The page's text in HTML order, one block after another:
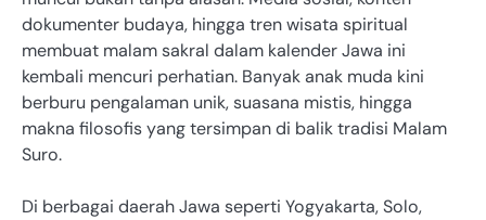
dokumenter budaya, hingga tren wisata spiritual
membuat malam sakral dalam kalender Jawa ini
kembali mencuri perhatian. Banyak anak muda kini
berburu pengalaman unik, suasana mistis, hingga
makna filosofis yang tersimpan di balik tradisi Malam
Suro.
Di berbagai daerah Jawa seperti Yogyakarta, Solo,